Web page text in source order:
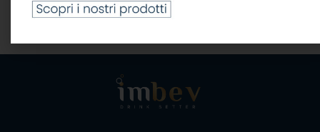
AGGIUNGI AL CARRELLO